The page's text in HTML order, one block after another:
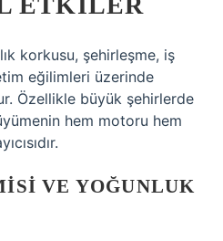
korkusu, şehirleşme, iş
eğilimleri üzerinde
Özellikle büyük şehirlerde
hem motoru hem
VE YOĞUNLUK